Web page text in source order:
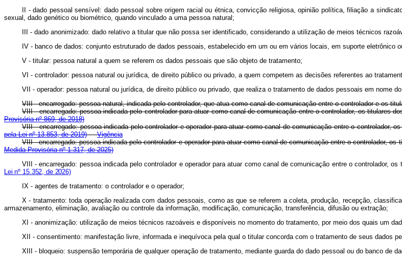
II - dado pessoal sensível: dado pessoal sobre origem racial ou étnica, convicção religiosa, opinião política, filiação a
sexual, dado genético ou biométrico, quando vinculado a uma pessoa natural;
III - dado anonimizado: dado relativo a titular que não possa ser identificado, considerando a utilização de meios técnicos
IV - banco de dados: conjunto estruturado de dados pessoais, estabelecido em um ou em vários locais, em suporte eletrônico
V - titular: pessoa natural a quem se referem os dados pessoais que são objeto de tratamento;
VI - controlador: pessoa natural ou jurídica, de direito público ou privado, a quem competem as decisões referentes ao
VII - operador: pessoa natural ou jurídica, de direito público ou privado, que realiza o tratamento de dados pessoais em nome
VIII - encarregado: pessoa natural, indicada pelo controlador, que atua como canal de comunicação entre o controlador e os
VIII - encarregado: pessoa indicada pelo controlador para atuar como canal de comunicação entre o controlador, os
Provisória nº 869, de 2018)
VIII - encarregado: pessoa indicada pelo controlador e operador para atuar como canal de comunicação entre o
pela Lei nº 13.853, de 2019)
Vigência
VIII - encarregado: pessoa indicada pelo controlador e operador para atuar como canal de comunicação entre o controlador,
Medida Provisória nº 1.317, de 2025)
VIII - encarregado: pessoa indicada pelo controlador e operador para atuar como canal de comunicação entre o controlador,
Lei nº 15.352, de 2026)
IX - agentes de tratamento: o controlador e o operador;
X - tratamento: toda operação realizada com dados pessoais, como as que se referem a coleta, produção, recepção,
armazenamento, eliminação, avaliação ou controle da informação, modificação, comunicação, transferência, difusão ou extração;
XI - anonimização: utilização de meios técnicos razoáveis e disponíveis no momento do tratamento, por meio dos quais um
XII - consentimento: manifestação livre, informada e inequívoca pela qual o titular concorda com o tratamento de seus dados
XIII - bloqueio: suspensão temporária de qualquer operação de tratamento, mediante guarda do dado pessoal ou do banco de